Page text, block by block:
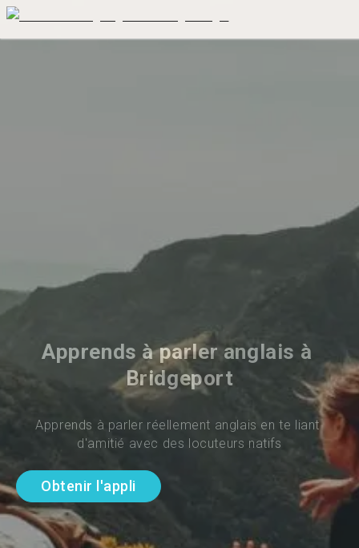
Apprends à parler anglais à
Bridgeport
Apprends à parler réellement anglais en te liant
d'amitié avec des locuteurs natifs
Obtenir l'appli